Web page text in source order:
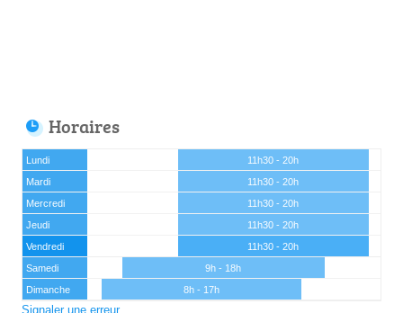
Horaires
Lundi
11h30 - 20h
Mardi
11h30 - 20h
Mercredi
11h30 - 20h
Jeudi
11h30 - 20h
Vendredi
11h30 - 20h
Samedi
9h - 18h
Dimanche
8h - 17h
Signaler une erreur